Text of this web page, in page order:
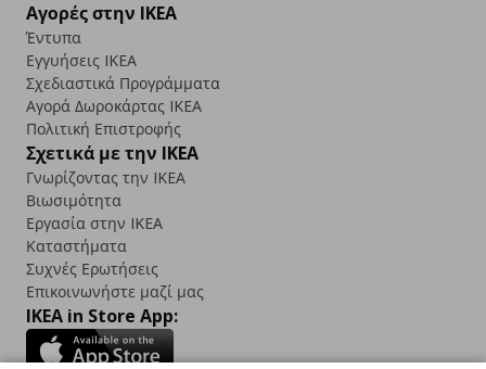
Αγορές στην IKEA
Έντυπα
Εγγυήσεις IKEA
Σχεδιαστικά Προγράμματα
Αγορά Δωρoκάρτας IKEA
Πολιτική Επιστροφής
Σχετικά με την IKEA
Γνωρίζοντας την IKEA
Βιωσιμότητα
Εργασία στην IKEA
Καταστήματα
Συχνές Ερωτήσεις
Επικοινωνήστε μαζί μας
IKEA in Store App: